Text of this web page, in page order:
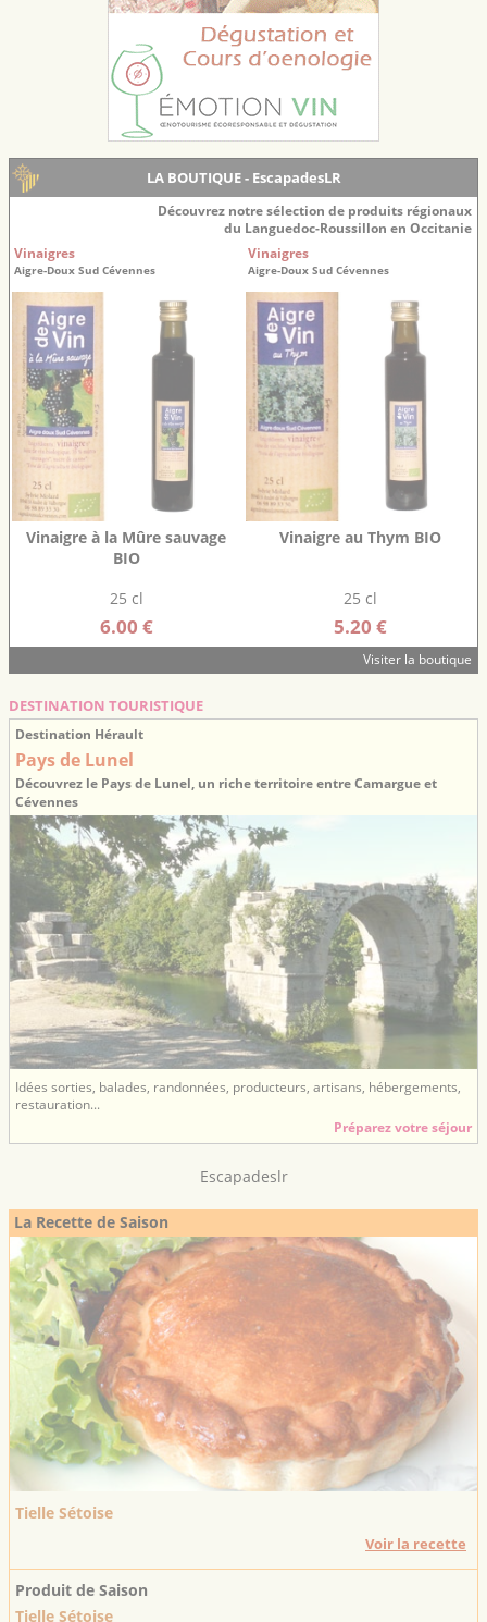
LA BOUTIQUE - EscapadesLR
Découvrez notre sélection de produits régionaux
du Languedoc-Roussillon en Occitanie
Vinaigres
Aigre-Doux Sud Cévennes
Vinaigre à la Mûre sauvage
BIO
25 cl
6.00 €
Vinaigres
Aigre-Doux Sud Cévennes
Vinaigre au Thym BIO
25 cl
5.20 €
Visiter la boutique
DESTINATION TOURISTIQUE
Destination Hérault
Pays de Lunel
Découvrez le Pays de Lunel, un riche territoire entre Camargue et
Cévennes
Idées sorties, balades, randonnées, producteurs, artisans, hébergements,
restauration...
Préparez votre séjour
Escapadeslr
La Recette de Saison
Tielle Sétoise
Voir la recette
Produit de Saison
Tielle Sétoise